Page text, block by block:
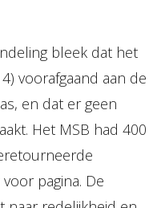
bleek dat het
voorafgaand aan de
en dat er geen
Het MSB had 400
pagina. De